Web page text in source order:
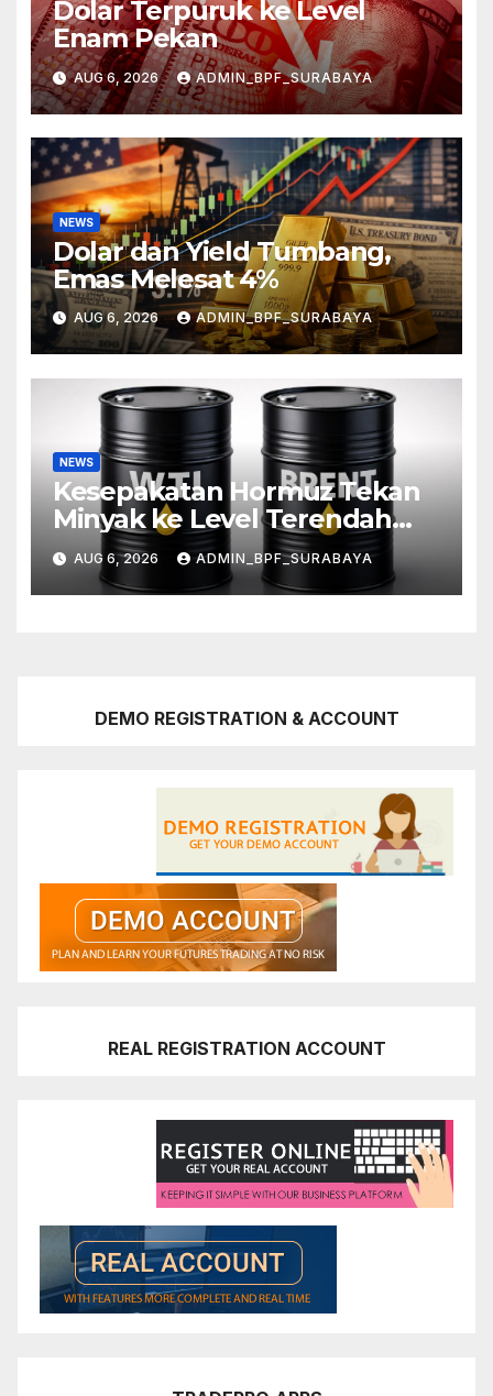
Dolar Terpuruk ke Level
Enam Pekan
AUG 6, 2026 ADMIN_BPF_SURABAYA
NEWS
Dolar dan Yield Tumbang,
Emas Melesat 4%
AUG 6, 2026 ADMIN_BPF_SURABAYA
NEWS
Kesepakatan Hormuz Tekan
Minyak ke Level Terendah
Sebulan
AUG 6, 2026 ADMIN_BPF_SURABAYA
DEMO REGISTRATION & ACCOUNT
REAL REGISTRATION ACCOUNT